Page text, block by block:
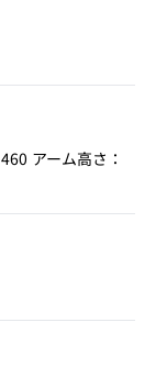
アーム高さ：